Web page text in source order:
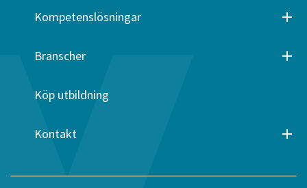
Kompetenslösningar
Branscher
Köp utbildning
Kontakt